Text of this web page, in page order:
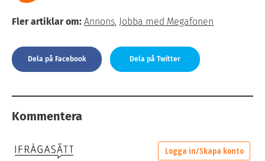
Fler artiklar om: Annons, Jobba med Megafonen
Dela på Facebook Dela på Twitter
Kommentera